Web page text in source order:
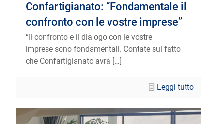
Confartigianato: “Fondamentale il
confronto con le vostre imprese”
“Il confronto e il dialogo con le vostre
imprese sono fondamentali. Contate sul fatto
che Confartigianato avrà […]
Leggi tutto